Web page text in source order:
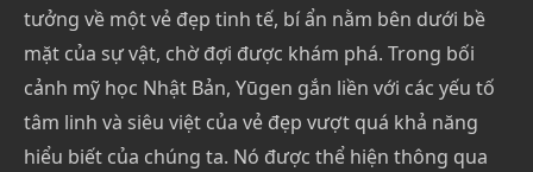
tưởng về một vẻ đẹp tinh tế, bí ẩn nằm bên dưới bề
mặt của sự vật, chờ đợi được khám phá. Trong bối
cảnh mỹ học Nhật Bản, Yūgen gắn liền với các yếu tố
tâm linh và siêu việt của vẻ đẹp vượt quá khả năng
hiểu biết của chúng ta. Nó được thể hiện thông qua